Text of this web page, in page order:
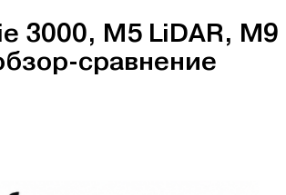
3000, M5 LiDAR, M9
сравнение